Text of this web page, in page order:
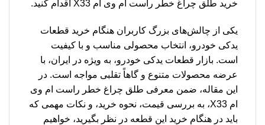
خرید طلق چراغ خطر راست ام وی ام X33 اقدام کنید.
یکی از چالش‌های بزرگ کاربران هنگام خرید قطعات
یدکی خودرو، انتخاب محصولی مناسب و با کیفیت
است. بازار قطعات یدکی خودرو، به ویژه در ایران، با
عرضه محصولات متنوع و گاهاً تقلبی مواجه است. در
این مقاله، ضمن معرفی طلق چراغ خطر راست ام وی
ام X33، به بررسی قیمت، نحوه خرید، و نکات مهمی که
باید در هنگام خرید این قطعه در نظر بگیرید، خواهیم